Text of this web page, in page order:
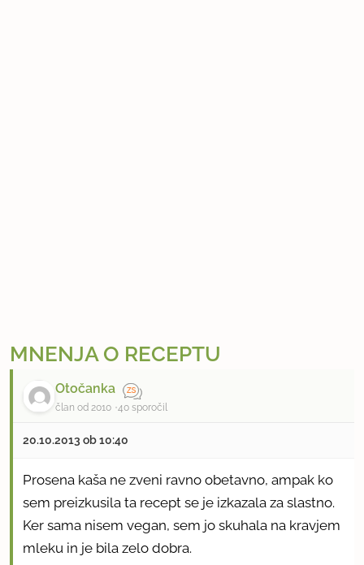
MNENJA O RECEPTU
Otočanka
član od 2010 40 sporočil
20.10.2013 ob 10:40
Prosena kaša ne zveni ravno obetavno, ampak ko
sem preizkusila ta recept se je izkazala za slastno.
Ker sama nisem vegan, sem jo skuhala na kravjem
mleku in je bila zelo dobra.